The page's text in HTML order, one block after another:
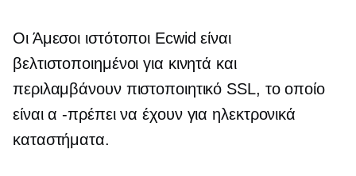
Οι Άμεσοι ιστότοποι Ecwid είναι
βελτιστοποιημένοι για κινητά και
περιλαμβάνουν πιστοποιητικό SSL, το οποίο
είναι α-πρέπει να έχουνγια ηλεκτρονικά
καταστήματα.